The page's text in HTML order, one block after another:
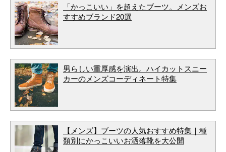
「かっこいい」を超えたブーツ。メンズお
すすめブランド20選
男らしい重厚感を演出。ハイカットスニー
カーのメンズコーディネート特集
【メンズ】ブーツの人気おすすめ特集｜種
類別にかっこいいお洒落靴を大公開